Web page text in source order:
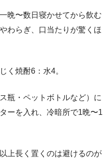
晩〜数日寝かせてから飲む
わらぎ、口当たりが驚くほ
く焼酎6：水4。
瓶・ペットボトルなど）に
ーを入れ、冷暗所で1晩〜1
上長く置くのは避けるのが